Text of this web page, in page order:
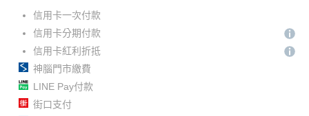
信用卡一次付款
信用卡分期付款
信用卡紅利折抵
神腦門市繳費
LINE Pay付款
街口支付